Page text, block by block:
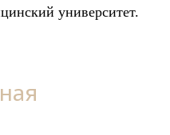
университет.